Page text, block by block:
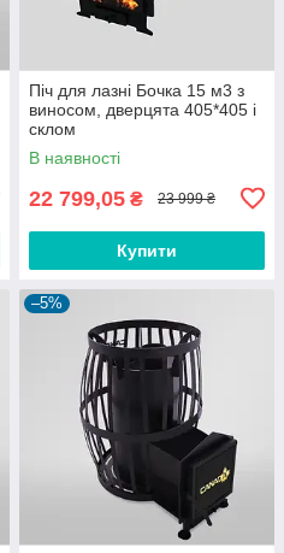
Піч для лазні Бочка 15 м3 з
виносом, дверцята 405*405 і
склом
В наявності
22 799,05 ₴ 23 999 ₴
Купити
–5%